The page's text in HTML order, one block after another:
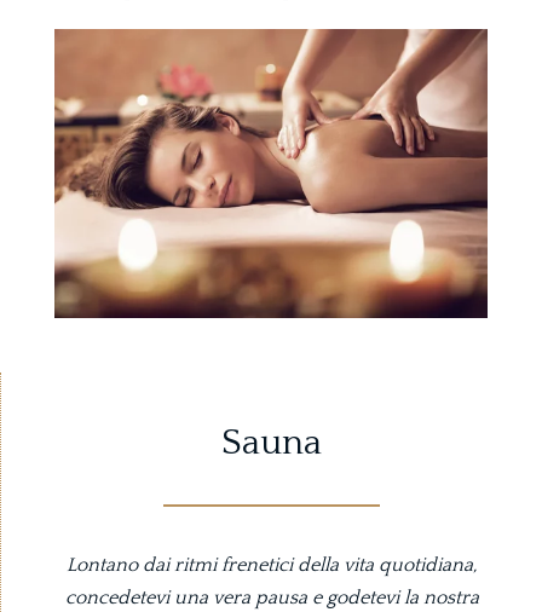
Sauna
Lontano dai ritmi frenetici della vita quotidiana,
concedetevi una vera pausa e godetevi la nostra